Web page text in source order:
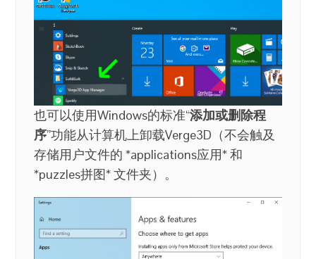
也可以使用Windows的标准“添加或删除程
序”功能从计算机上卸载Verge3D（不会触及
存储用户文件的 *applications应用* 和
*puzzles拼图* 文件夹）。